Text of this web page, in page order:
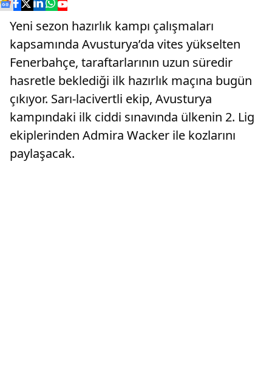
Yeni sezon hazırlık kampı çalışmaları
kapsamında Avusturya’da vites yükselten
Fenerbahçe, taraftarlarının uzun süredir
hasretle beklediği ilk hazırlık maçına bugün
çıkıyor. Sarı-lacivertli ekip, Avusturya
kampındaki ilk ciddi sınavında ülkenin 2. Lig
ekiplerinden Admira Wacker ile kozlarını
paylaşacak.